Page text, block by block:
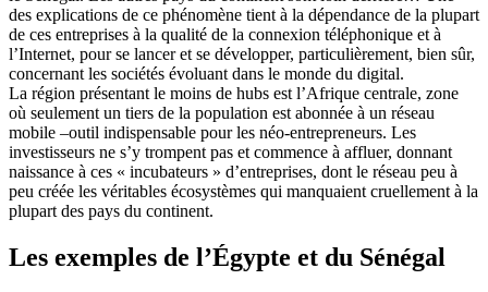
des explications de ce phénomène tient à la dépendance de la plupart
de ces entreprises à la qualité de la connexion téléphonique et à
l’Internet, pour se lancer et se développer, particulièrement, bien sûr,
concernant les sociétés évoluant dans le monde du digital.
La région présentant le moins de hubs est l’Afrique centrale, zone
où seulement un tiers de la population est abonnée à un réseau
mobile –outil indispensable pour les néo-entrepreneurs. Les
investisseurs ne s’y trompent pas et commence à affluer, donnant
naissance à ces « incubateurs » d’entreprises, dont le réseau peu à
peu créée les véritables écosystèmes qui manquaient cruellement à la
plupart des pays du continent.
Les exemples de l’Égypte et du Sénégal